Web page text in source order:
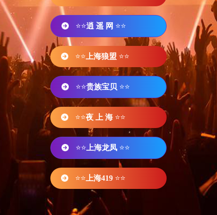
⭐⭐逍 遥 网 ⭐⭐
⭐⭐ 上海狼盟 ⭐⭐
⭐⭐贵族宝贝 ⭐⭐
⭐⭐夜 上 海 ⭐⭐
⭐⭐ 上海龙凤 ⭐⭐
⭐⭐ 上海419 ⭐⭐